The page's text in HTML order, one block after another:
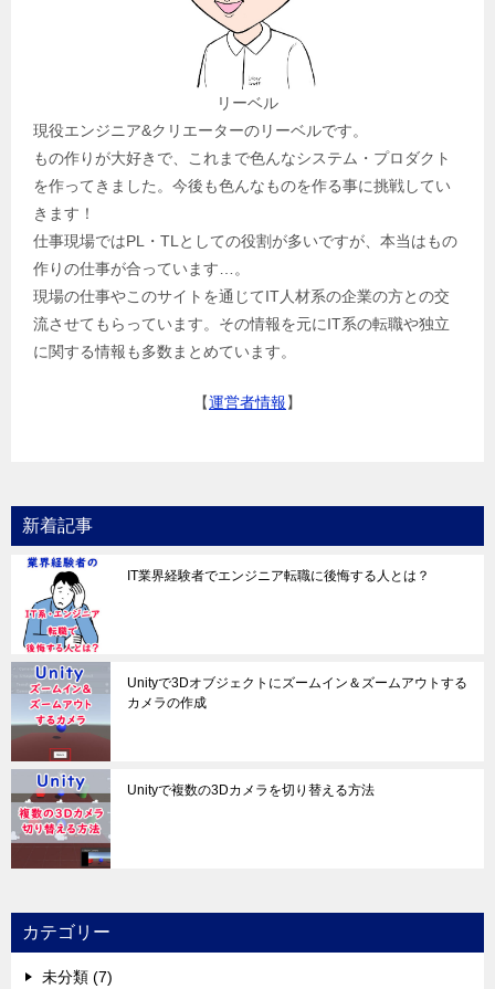
リーベル
現役エンジニア&クリエーターのリーベルです。
もの作りが大好きで、これまで色んなシステム・プロダクト
を作ってきました。今後も色んなものを作る事に挑戦してい
きます！
仕事現場ではPL・TLとしての役割が多いですが、本当はもの
作りの仕事が合っています…。
現場の仕事やこのサイトを通じてIT人材系の企業の方との交
流させてもらっています。その情報を元にIT系の転職や独立
に関する情報も多数まとめています。
【運営者情報】
新着記事
IT業界経験者でエンジニア転職に後悔する人とは？
Unityで3Dオブジェクトにズームイン＆ズームアウトする
カメラの作成
Unityで複数の3Dカメラを切り替える方法
カテゴリー
未分類 (7)